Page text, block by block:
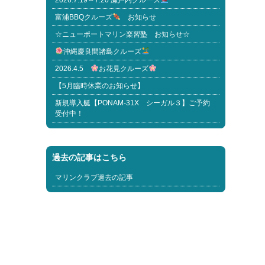
富浦BBQクルーズ お知らせ
☆ニューポートマリン楽習塾 お知らせ☆
沖縄慶良間諸島クルーズ
2026.4.5 お花見クルーズ
【5月臨時休業のお知らせ】
新規導入艇【PONAM-31X シーガル３】ご予約
受付中！
過去の記事はこちら
マリンクラブ過去の記事